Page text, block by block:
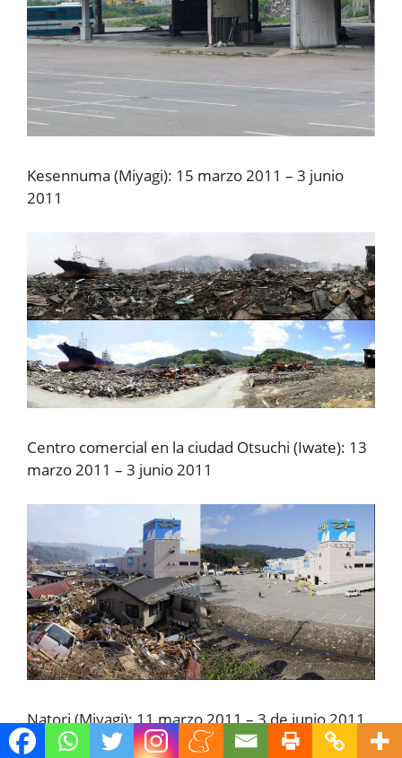
Kesennuma (Miyagi): 15 marzo 2011 – 3 junio
2011
Centro comercial en la ciudad Otsuchi (Iwate): 13
marzo 2011 – 3 junio 2011
Natori (Miyagi): 11 marzo 2011 – 3 de junio 2011